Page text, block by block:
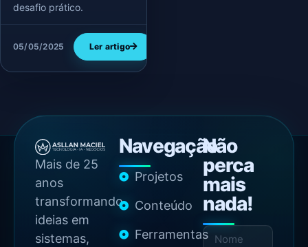
desafio prático.
05/05/2025 Ler artigo
Mais de 25
anos
transformando
ideias em
sistemas,
Navegação
Projetos
Conteúdo
Ferramentas
Não
perca
mais
nada!